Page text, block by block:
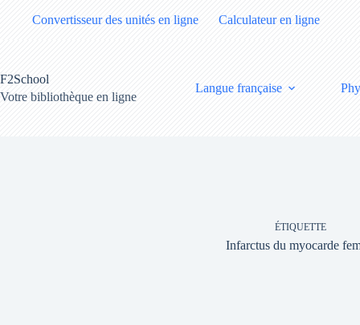
Convertisseur des unités en ligne Calculateur en ligne
F2School
Votre bibliothèque en ligne
Langue française
ÉTIQUETTE
Infarctus du myocarde